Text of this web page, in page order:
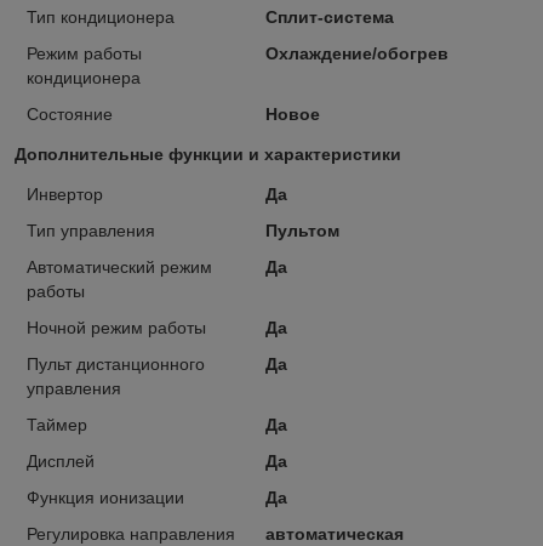
Тип кондиционера
Сплит-система
Режим работы
кондиционера
Охлаждение/обогрев
Состояние Новое
Дополнительные функции и характеристики
Инвертор
Да
Тип управления
Пультом
Автоматический режим
работы
Да
Ночной режим работы
Да
Пульт дистанционного
управления
Да
Таймер
Да
Дисплей
Да
Функция ионизации
Да
Регулировка направления
автоматическая